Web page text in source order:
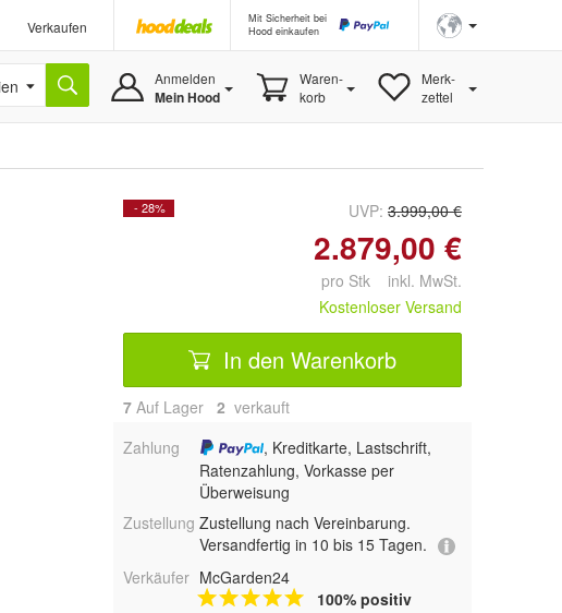
Verkaufen
Mit Sicherheit bei
Hood einkaufen
Anmelden
Mein Hood
Waren-
korb
Merk-
zettel
- 28% UVP: 3.999,00 €
2.879,00 €
pro Stk inkl. MwSt.
Kostenloser Versand
In den Warenkorb
7 Auf Lager 2 verkauft
Zahlung
, Kreditkarte, Lastschrift,
Ratenzahlung, Vorkasse per
Überweisung
Zustellung Zustellung nach Vereinbarung.
Versandfertig in 10 bis 15 Tagen.
Verkäufer McGarden24
100% positiv